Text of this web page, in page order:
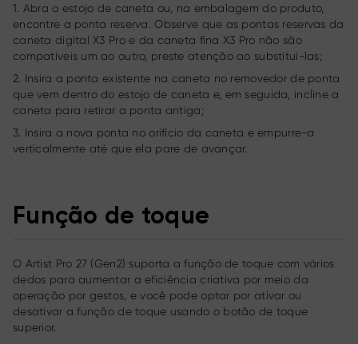
1. Abra o estojo de caneta ou, na embalagem do produto,
encontre a ponta reserva. Observe que as pontas reservas da
caneta digital X3 Pro e da caneta fina X3 Pro não são
compatíveis um ao outro, preste atenção ao substituí-las;
2. Insira a ponta existente na caneta no removedor de ponta
que vem dentro do estojo de caneta e, em seguida, incline a
caneta para retirar a ponta antiga;
3. Insira a nova ponta no orifício da caneta e empurre-a
verticalmente até que ela pare de avançar.
Função de toque
O Artist Pro 27 (Gen2) suporta a função de toque com vários
dedos para aumentar a eficiência criativa por meio da
operação por gestos, e você pode optar por ativar ou
desativar a função de toque usando o botão de toque
superior.